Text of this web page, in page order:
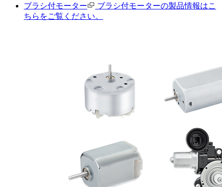
ブラシ付モーター
ブラシ付モーターの製品情報はこ
ちらをご覧ください。